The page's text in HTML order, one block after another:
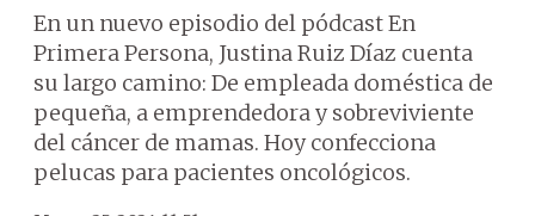
En un nuevo episodio del pódcast En
Primera Persona, Justina Ruiz Díaz cuenta
su largo camino: De empleada doméstica de
pequeña, a emprendedora y sobreviviente
del cáncer de mamas. Hoy confecciona
pelucas para pacientes oncológicos.